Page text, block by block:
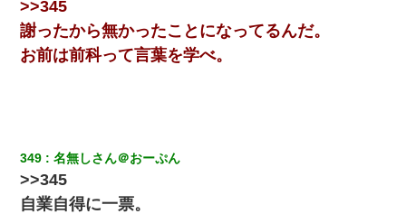
隣室のお婆ちゃん「下階からの異臭に困ってる、今もすっごく臭
い」私「変だなあ～なにも臭わないよ」→ その後。警察『絶対に
窓とドアを開けないで』
デパートの外商『私さんだと名乗る女が、ツケで宝石を買おうと
していて…』私「！？」→ 翌日。ママ友たちの様子が微妙におか
しくなり・・・
>>345
謝ったから無かったことになってるんだ。
お前は前科って言葉を学べ。
349 名無しさん＠おーぷん
>>345
自業自得に一票。